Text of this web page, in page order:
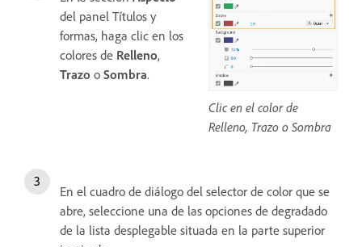
del panel Títulos y
formas, haga clic en los
colores de Relleno,
Trazo o Sombra.
Clic en el color de
Relleno, Trazo o Sombra
En el cuadro de diálogo del selector de color que se
abre, seleccione una de las opciones de degradado
de la lista desplegable situada en la parte superior